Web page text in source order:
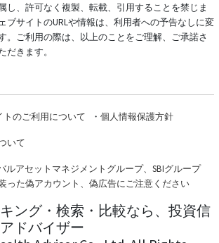
し、許可なく複製、転載、引用することを禁じま
ブサイトのURLや情報は、利用者への予告なしに変
。ご利用の際は、以上のことをご理解、ご承諾さ
だきます。
トのご利用について ・ 個人情報保護方針
いて
ルアセットマネジメントグループ、SBIグループ
った偽アカウント、偽広告にご注意ください
ング・検索・比較なら、投資信
ドバイザー